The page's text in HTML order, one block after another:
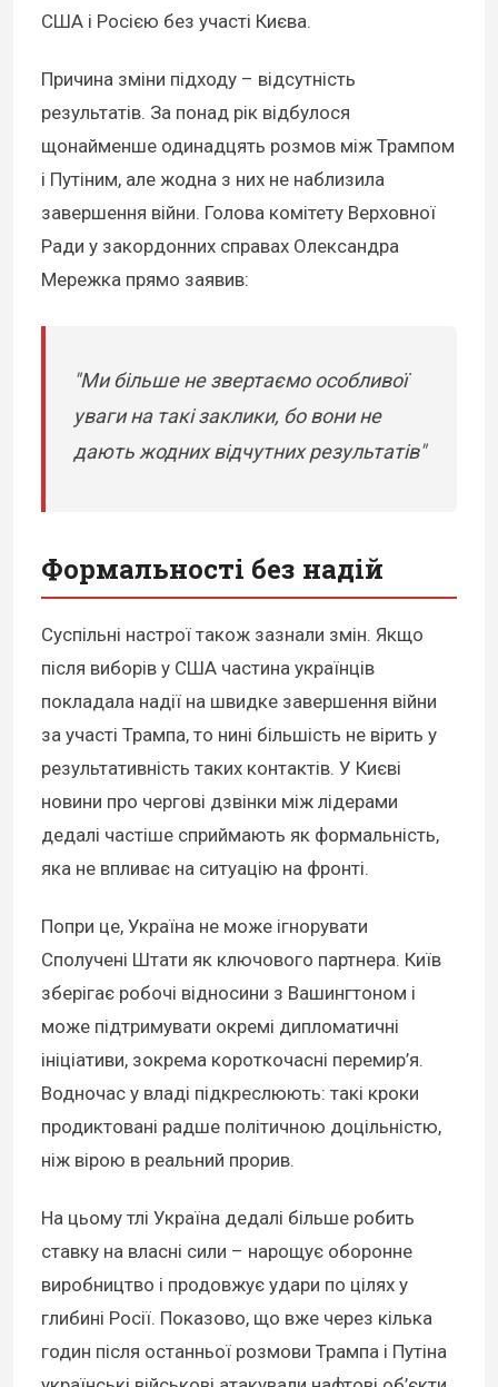
США і Росією без участі Києва.
Причина зміни підходу – відсутність
результатів. За понад рік відбулося
щонайменше одинадцять розмов між Трампом
і Путіним, але жодна з них не наблизила
завершення війни. Голова комітету Верховної
Ради у закордонних справах Олександра
Мережка прямо заявив:
"Ми більше не звертаємо особливої ​​
уваги на такі заклики, бо вони не
дають жодних відчутних результатів"
Формальності без надій
Суспільні настрої також зазнали змін. Якщо
після виборів у США частина українців
покладала надії на швидке завершення війни
за участі Трампа, то нині більшість не вірить у
результативність таких контактів. У Києві
новини про чергові дзвінки між лідерами
дедалі частіше сприймають як формальність,
яка не впливає на ситуацію на фронті.
Попри це, Україна не може ігнорувати
Сполучені Штати як ключового партнера. Київ
зберігає робочі відносини з Вашингтоном і
може підтримувати окремі дипломатичні
ініціативи, зокрема короткочасні перемир’я.
Водночас у владі підкреслюють: такі кроки
продиктовані радше політичною доцільністю,
ніж вірою в реальний прорив.
На цьому тлі Україна дедалі більше робить
ставку на власні сили – нарощує оборонне
виробництво і продовжує удари по цілях у
глибині Росії. Показово, що вже через кілька
годин після останньої розмови Трампа і Путіна